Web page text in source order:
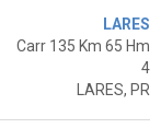
LARES
Carr 135 Km 65 Hm
4
LARES, PR